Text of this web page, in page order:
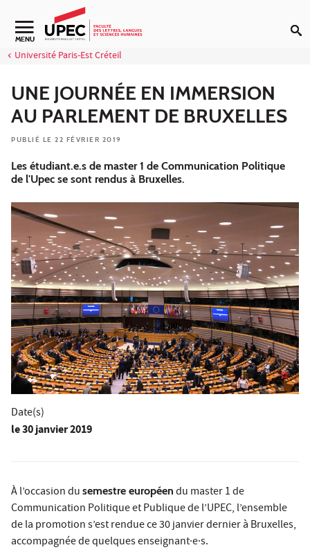
Aller au contenu
Navigation secondaire
MENU
Université Paris-Est Créteil
UNE JOURNÉE EN IMMERSION
AU PARLEMENT DE BRUXELLES
PUBLIÉ LE 22 FÉVRIER 2019
Les étudiant.e.s de master 1 de Communication Politique
de l'Upec se sont rendus à Bruxelles.
Date(s)
le30 janvier 2019
À l’occasion du semestre européen du master 1 de
Communication Politique et Publique de l’UPEC, l’ensemble
de la promotion s’est rendue ce 30 janvier dernier à Bruxelles,
accompagnée de quelques enseignant·e·s.